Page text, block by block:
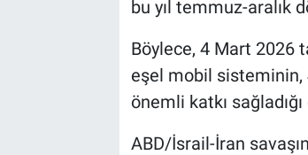
bu yıl temmuz-aralık
Böylece, 4 Mart 2026
eşel mobil sisteminin,
önemli katkı
ABD/İsrail-İran